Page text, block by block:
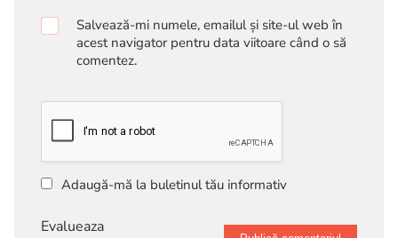
Salvează-mi numele, emailul și site-ul web în
acest navigator pentru data viitoare când o să
comentez.
Adaugă-mă la buletinul tău informativ
Evalueaza